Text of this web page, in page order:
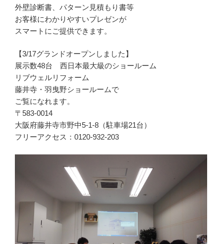
外壁診断書、パターン見積もり書等
お客様にわかりやすいプレゼンが
スマートにご提供できます。
【3/17グランドオープンしました】
展示数48台 西日本最大級のショールーム
リブウェルリフォーム
藤井寺・羽曳野ショールームで
ご覧になれます。
〒583-0014
大阪府藤井寺市野中5-1-8（駐車場21台）
フリーアクセス：0120-932-203